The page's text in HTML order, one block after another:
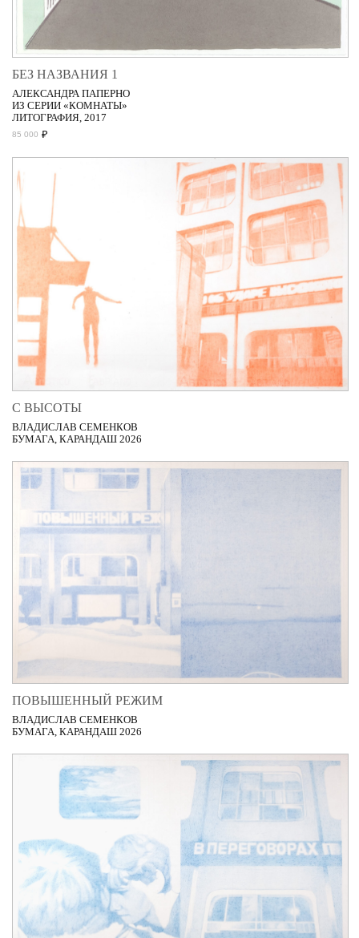
БЕЗ НАЗВАНИЯ 1
АЛЕКСАНДРА ПАПЕРНО
ИЗ СЕРИИ «КОМНАТЫ»
ЛИТОГРАФИЯ, 2017
85 000 ₽
С ВЫСОТЫ
ВЛАДИСЛАВ СЕМЕНКОВ
БУМАГА, КАРАНДАШ 2026
ПОВЫШЕННЫЙ РЕЖИМ
ВЛАДИСЛАВ СЕМЕНКОВ
БУМАГА, КАРАНДАШ 2026